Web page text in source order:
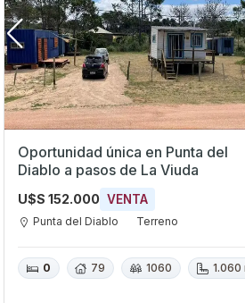
Oportunidad única en Punta del
Diablo a pasos de La Viuda
U$S 152.000 VENTA
Punta del Diablo Terreno
0 79 1060 1.060